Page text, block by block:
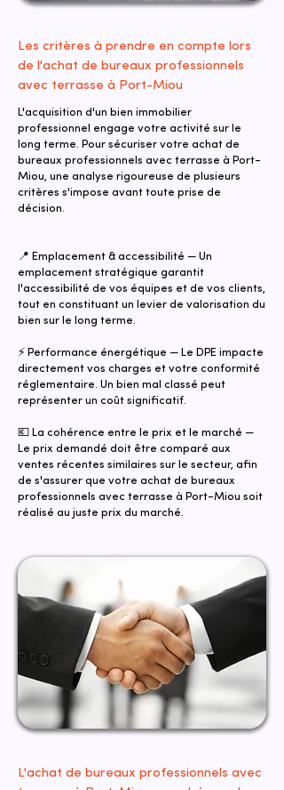
Les critères à prendre en compte lors
de l'achat de bureaux professionnels
avec terrasse à Port-Miou
L'acquisition d'un bien immobilier
professionnel engage votre activité sur le
long terme. Pour sécuriser votre achat de
bureaux professionnels avec terrasse à Port-
Miou, une analyse rigoureuse de plusieurs
critères s'impose avant toute prise de
décision.
📍 Emplacement & accessibilité — Un
emplacement stratégique garantit
l'accessibilité de vos équipes et de vos clients,
tout en constituant un levier de valorisation du
bien sur le long terme.
⚡ Performance énergétique — Le DPE impacte
directement vos charges et votre conformité
réglementaire. Un bien mal classé peut
représenter un coût significatif.
💶 La cohérence entre le prix et le marché —
Le prix demandé doit être comparé aux
ventes récentes similaires sur le secteur, afin
de s'assurer que votre achat de bureaux
professionnels avec terrasse à Port-Miou soit
réalisé au juste prix du marché.
L'achat de bureaux professionnels avec